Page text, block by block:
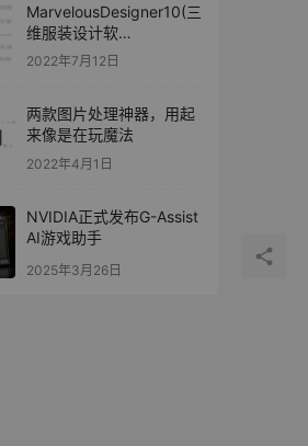
MarvelousDesigner10(三
维服装设计软
件)v6.0.623 中文修改版
2022年7月12日
两款图片处理神器，用起
来像是在玩魔法
2022年4月1日
NVIDIA正式发布G-Assist
AI游戏助手
2025年3月26日